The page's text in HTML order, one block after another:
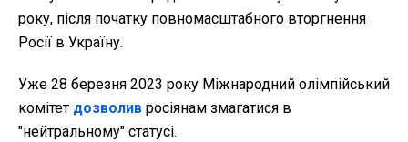
року, після початку повномасштабного вторгнення
Росії в Україну.
Уже 28 березня 2023 року Міжнародний олімпійський
комітет дозволив росіянам змагатися в
"нейтральному" статусі.